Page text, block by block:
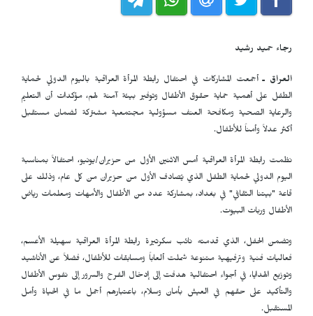
رجاء حميد رشيد
العراق ـأجمعت المشاركات في احتفال رابطة المرأة العراقية باليوم الدولي لحماية
الطفل على أهمية حماية حقوق الأطفال وتوفير بيئة آمنة لهم، مؤكدات أن التعليم
والرعاية الصحية ومكافحة العنف مسؤولية مجتمعية مشتركة لضمان مستقبل
أكثر عدلاً وأمناً للأطفال.
نظمت رابطة المرأة العراقية أمس الاثنين الأول من حزيران/يونيو، احتفالاً بمناسبة
اليوم الدولي لحماية الطفل الذي يُصادف الأول من حزيران من كل عام، وذلك على
قاعة "بيتنا الثقافي" في بغداد، بمشاركة عدد من الأطفال والأمهات ومعلمات رياض
الأطفال وربات البيوت.
وتضمن الحفل، الذي قدمته نائب سكرتيرة رابطة المرأة العراقية سهيلة الأعسم،
فعاليات فنية وترفيهية متنوعة شملت ألعاباً ومسابقات للأطفال، فضلاً عن الأناشيد
وتوزيع الهدايا، في أجواء احتفالية هدفت إلى إدخال الفرح والسرور إلى نفوس الأطفال
والتأكيد على حقهم في العيش بأمان وسلام، باعتبارهم أجمل ما في الحياة وأمل
المستقبل.